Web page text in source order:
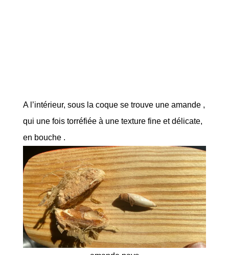
A l’intérieur, sous la coque se trouve une amande ,
qui une fois torréfiée à une texture fine et délicate,
en bouche .